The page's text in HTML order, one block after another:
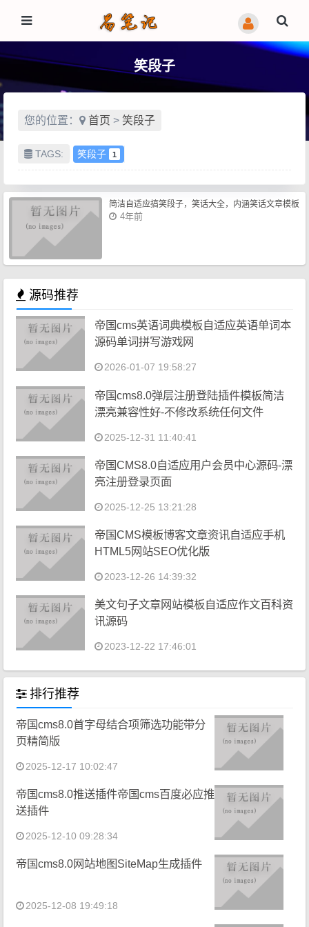
笑段子
您的位置： 首页 > 笑段子
TAGS: 笑段子 1
简洁自适应搞笑段子，笑话大全，内涵笑话文章模板
4年前
源码推荐
帝国cms英语词典模板自适应英语单词本
源码单词拼写游戏网
2026-01-07 19:58:27
帝国cms8.0弹层注册登陆插件模板简洁
漂亮兼容性好-不修改系统任何文件
2025-12-31 11:40:41
帝国CMS8.0自适应用户会员中心源码-漂
亮注册登录页面
2025-12-25 13:21:28
帝国CMS模板博客文章资讯自适应手机
HTML5网站SEO优化版
2023-12-26 14:39:32
美文句子文章网站模板自适应作文百科资
讯源码
2023-12-22 17:46:01
排行推荐
帝国cms8.0首字母结合项筛选功能带分
页精简版
2025-12-17 10:02:47
帝国cms8.0推送插件帝国cms百度必应推
送插件
2025-12-10 09:28:34
帝国cms8.0网站地图SiteMap生成插件
2025-12-08 19:49:18